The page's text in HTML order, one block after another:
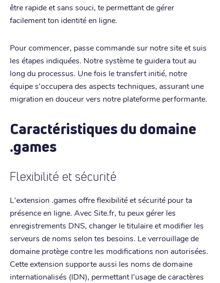
être rapide et sans souci, te permettant de gérer
facilement ton identité en ligne.
Pour commencer, passe commande sur notre site et suis
les étapes indiquées. Notre système te guidera tout au
long du processus. Une fois le transfert initié, notre
équipe s'occupera des aspects techniques, assurant une
migration en douceur vers notre plateforme performante.
Caractéristiques du domaine
.games
Flexibilité et sécurité
L'extension .games offre flexibilité et sécurité pour ta
présence en ligne. Avec Site.fr, tu peux gérer les
enregistrements DNS, changer le titulaire et modifier les
serveurs de noms selon tes besoins. Le verrouillage de
domaine protège contre les modifications non autorisées.
Cette extension supporte aussi les noms de domaine
internationalisés (IDN), permettant l'usage de caractères